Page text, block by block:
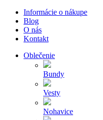
Informácie o nákupe
Blog
O nás
Kontakt
Oblečenie
Bundy
Vesty
Nohavice